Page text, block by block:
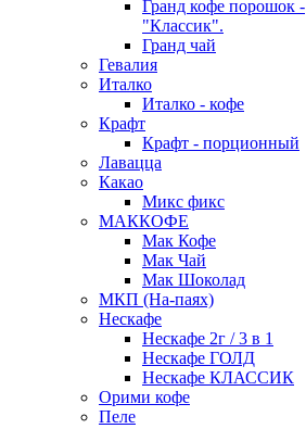
Гранд кофе порошок -
"Классик".
Гранд чай
Гевалия
Италко
Италко - кофе
Крафт
Крафт - порционный
Лавацца
Какао
Микс фикс
МАККОФЕ
Мак Кофе
Мак Чай
Мак Шоколад
МКП (На-паях)
Нескафе
Нескафе 2г / 3 в 1
Нескафе ГОЛД
Нескафе КЛАССИК
Орими кофе
Пеле